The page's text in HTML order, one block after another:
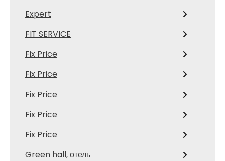
Expert
FIT SERVICE
Fix Price
Fix Price
Fix Price
Fix Price
Fix Price
Green hall, отель